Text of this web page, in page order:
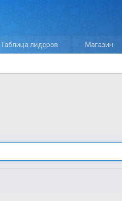
Таблица лидеров Магазин